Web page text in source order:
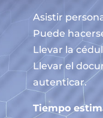
Asistir
Puede
Llevar la
Llevar el
autenticar.
Tiempo